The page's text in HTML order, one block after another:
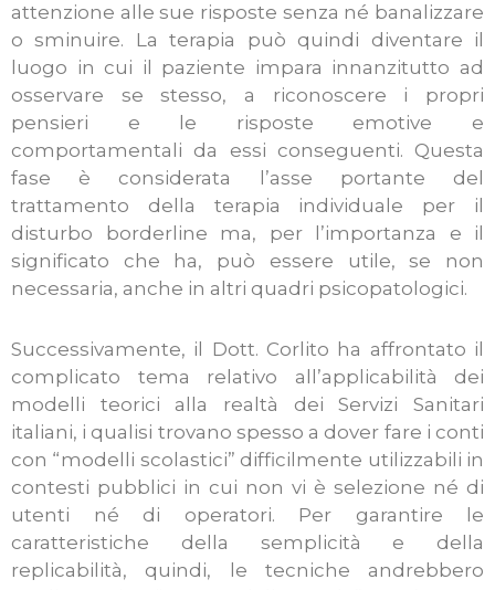
attenzione alle sue risposte senza né banalizzare
o sminuire. La terapia può quindi diventare il
luogo in cui il paziente impara innanzitutto ad
osservare se stesso, a riconoscere i propri
pensieri e le risposte emotive e
comportamentali da essi conseguenti. Questa
fase è considerata l’asse portante del
trattamento della terapia individuale per il
disturbo borderline ma, per l’importanza e il
significato che ha, può essere utile, se non
necessaria, anche in altri quadri psicopatologici.
Successivamente, il Dott. Corlito ha affrontato il
complicato tema relativo all’applicabilità dei
modelli teorici alla realtà dei Servizi Sanitari
italiani, i qualisi trovano spesso a dover fare i conti
con “modelli scolastici” difficilmente utilizzabili in
contesti pubblici in cui non vi è selezione né di
utenti né di operatori. Per garantire le
caratteristiche della semplicità e della
replicabilità, quindi, le tecniche andrebbero